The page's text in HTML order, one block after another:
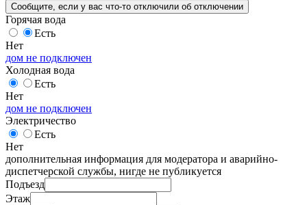
Сообщите , если у вас что-то отключили об отключении
Горячая вода
Есть
Нет
дом не подключен
Холодная вода
Есть
Нет
дом не подключен
Электричество
Есть
Нет
дополнительная информация для модератора и аварийно-
диспетчерской службы, нигде не публикуется
Подъезд
Этаж